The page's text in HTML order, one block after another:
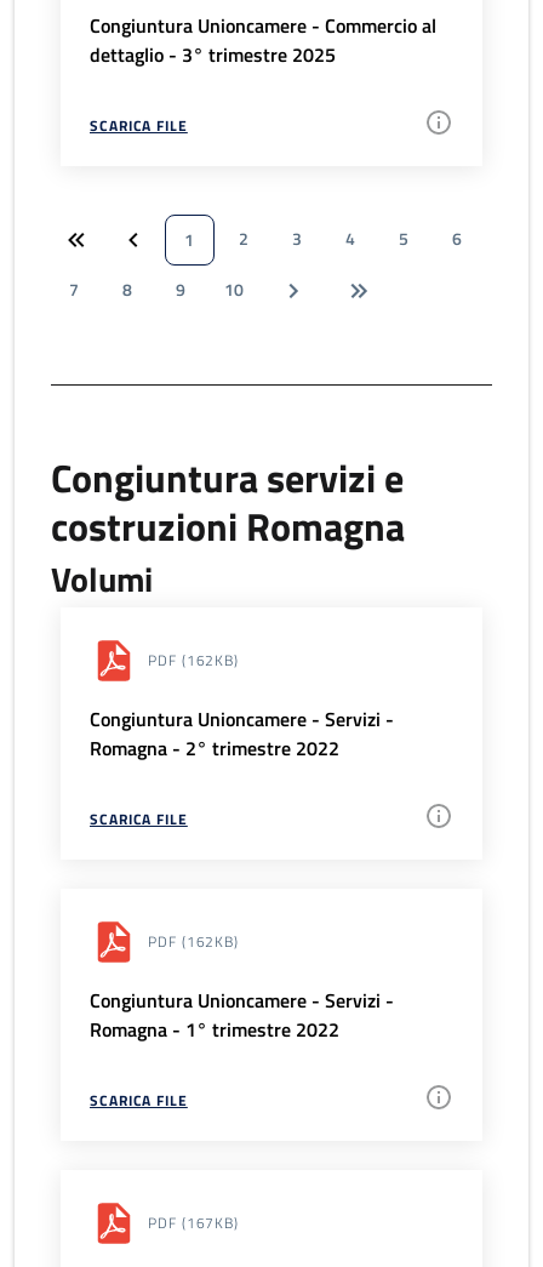
Congiuntura Unioncamere - Commercio al
dettaglio - 3° trimestre 2025
SCARICA FILE
1 2 3 4 5
6
7
8 9 10
Congiuntura servizi e
costruzioni Romagna
Volumi
PDF (162KB)
Congiuntura Unioncamere - Servizi -
Romagna - 2° trimestre 2022
SCARICA FILE
PDF (162KB)
Congiuntura Unioncamere - Servizi -
Romagna - 1° trimestre 2022
SCARICA FILE
PDF (167KB)